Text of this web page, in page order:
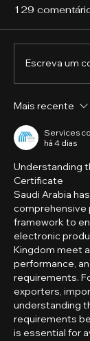
O Papel
na
129
Escreva um
Mais recente
Services
há 4 dias
Understanding
Certificate
Saudi Arabia
framework to
electronic
Kingdom meet
performance,
requirements.
exporters,
understanding
requirements
is essential for